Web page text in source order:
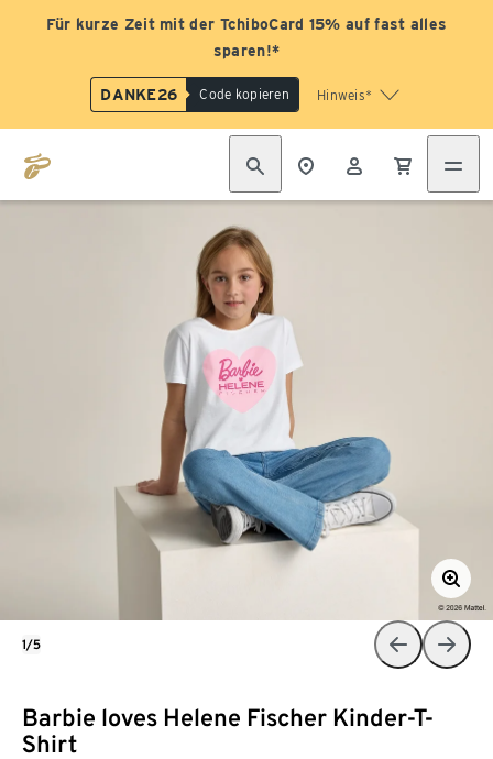
Für kurze Zeit mit der TchiboCard 15% auf fast alles
sparen!*
DANKE26 Code kopieren Hinweis*
Barbie loves Helene Fischer Kinder-T-
Shirt
1/5